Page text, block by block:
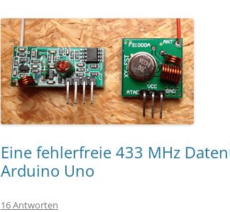
Eine fehlerfreie 433 MHz
Arduino Uno
16 Antworten